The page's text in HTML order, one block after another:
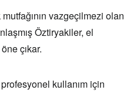
vazgeçilmezi olan
Öztiryakiler, el
çıkar.
kullanım için